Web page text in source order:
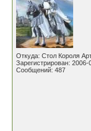
Откуда: Стол Короля
Зарегистрирован: 2006-
Сообщений: 487